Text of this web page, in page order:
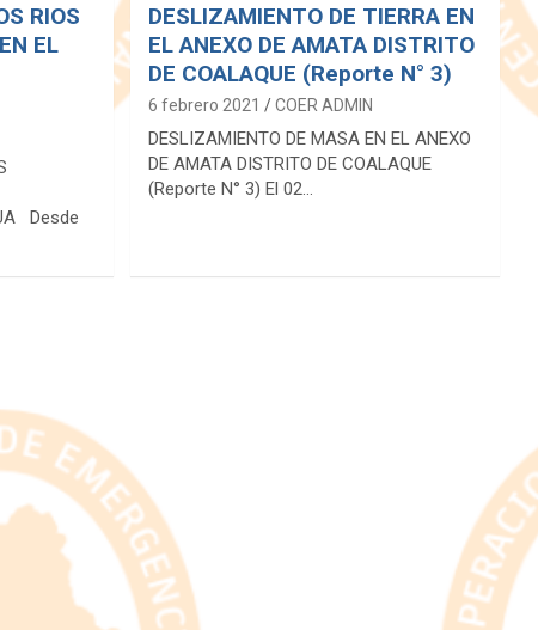
RIOS
EL
Desde
DESLIZAMIENTO DE TIERRA EN
EL ANEXO DE AMATA DISTRITO
DE COALAQUE (Reporte N° 3)
6 febrero 2021 COER ADMIN
DESLIZAMIENTO DE MASA EN EL ANEXO
DE AMATA DISTRITO DE COALAQUE
(Reporte N° 3) El 02…